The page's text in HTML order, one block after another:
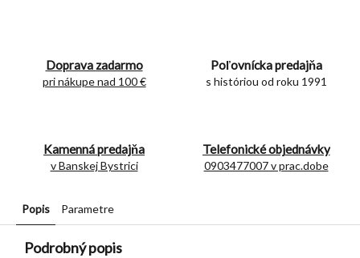
Doprava zadarmo
pri nákupe nad 100 €
Poľovnícka predajňa
s históriou od roku 1991
Kamenná predajňa
v Banskej Bystrici
Telefonické objednávky
0903477007 v prac.dobe
Popis Parametre
Podrobný popis